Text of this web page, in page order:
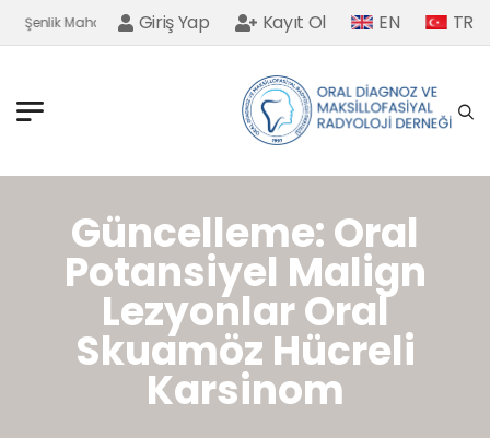
Şenlik Mahallesi Baldıran Sokak No. 48/4 Keçiören/Ankara
Giriş Yap Kayıt Ol EN TR
Güncelleme: Oral
Potansiyel Malign
Lezyonlar Oral
Skuamöz Hücreli
Karsinom